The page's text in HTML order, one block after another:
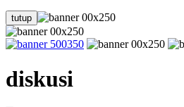
tutup
diskusi